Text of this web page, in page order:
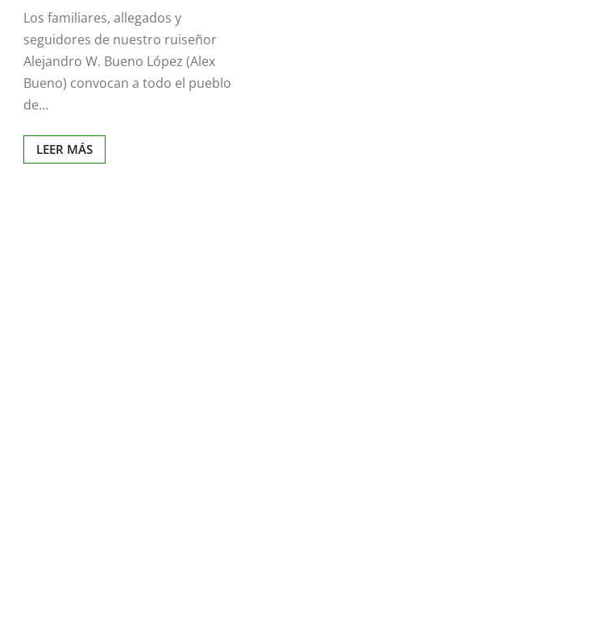
Los familiares, allegados y
seguidores de nuestro ruiseñor
Alejandro W. Bueno López (Alex
Bueno) convocan a todo el pueblo
de…
LEER MÁS